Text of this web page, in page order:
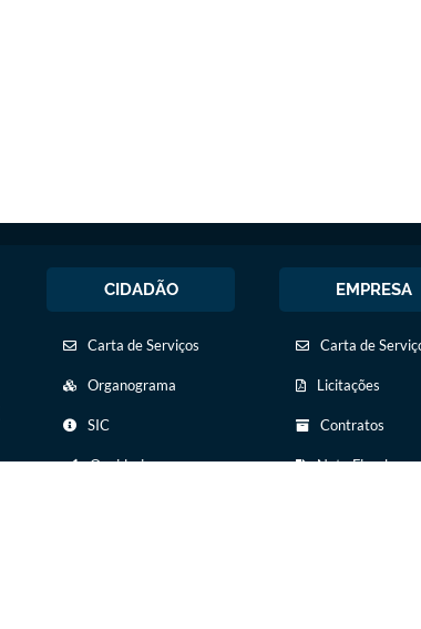
CIDADÃO
Carta de Serviços
Organograma
SIC
Ouvidoria
EMPRESA
Carta de
Licitações
Contratos
Nota Fiscal